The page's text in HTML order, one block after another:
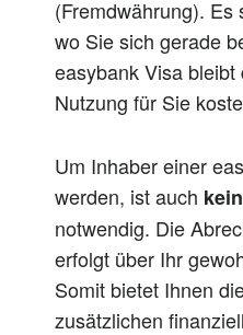
(Fremdwährung). Es
wo Sie sich gerade
easybank Visa
Nutzung für Sie
Um Inhaber einer
werden, ist auch
notwendig. Die
erfolgt über Ihr
Somit bietet Ihnen
zusätzlichen